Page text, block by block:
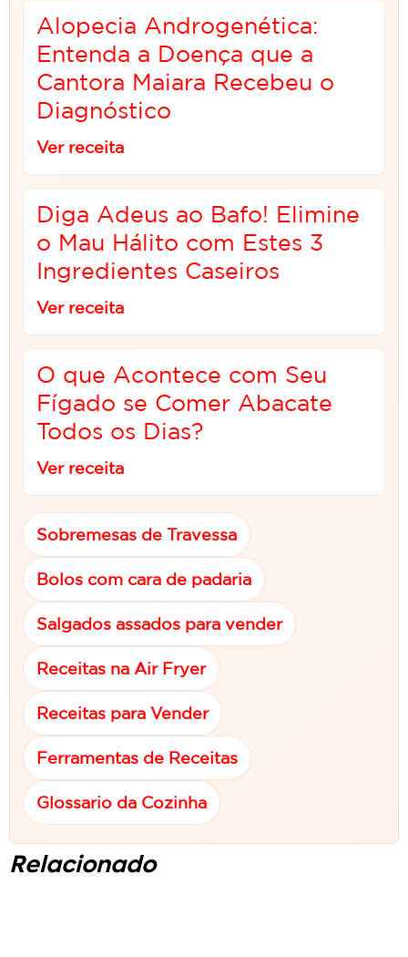
Alopecia Androgenética:
Entenda a Doença que a
Cantora Maiara Recebeu o
Diagnóstico
Ver receita
Diga Adeus ao Bafo! Elimine
o Mau Hálito com Estes 3
Ingredientes Caseiros
Ver receita
O que Acontece com Seu
Fígado se Comer Abacate
Todos os Dias?
Ver receita
Sobremesas de Travessa
Bolos com cara de padaria
Salgados assados para vender
Receitas na Air Fryer
Receitas para Vender
Ferramentas de Receitas
Glossario da Cozinha
Relacionado